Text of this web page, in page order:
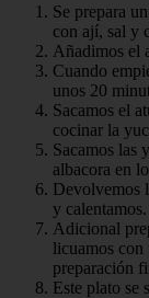
Se prepara
con ají, sal y
Añadimos el
Cuando
unos 20
Sacamos el
cocinar la
Sacamos las
albacora en
Devolvemos
y calentamos.
Adicional
licuamos con
preparación
Este plato se